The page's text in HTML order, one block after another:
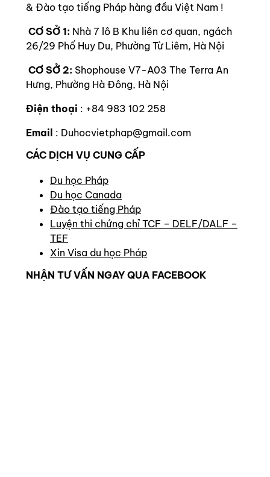
& Đào tạo tiếng Pháp hàng đầu Việt Nam !
CƠ SỞ 1: Nhà 7 lô B Khu liên cơ quan, ngách
26/29 Phố Huy Du, Phường Từ Liêm, Hà Nội
CƠ SỞ 2: Shophouse V7-A03 The Terra An
Hưng, Phường Hà Đông, Hà Nội
Điện thoại : +84 983 102 258
Email : Duhocvietphap@gmail.com
CÁC DỊCH VỤ CUNG CẤP
Du học Pháp
Du học Canada
Đào tạo tiếng Pháp
Luyện thi chứng chỉ TCF – DELF/DALF –
TEF
Xin Visa du học Pháp
NHẬN TƯ VẤN NGAY QUA FACEBOOK